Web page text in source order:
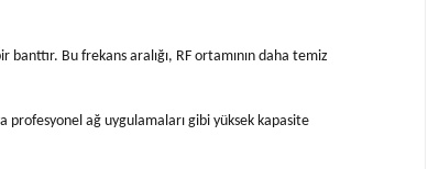
Bu frekans aralığı, RF ortamının daha temiz
profesyonel ağ uygulamaları gibi yüksek kapasite